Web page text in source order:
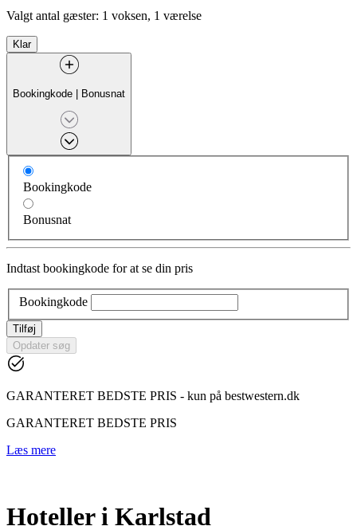
Valgt antal gæster: 1 voksen, 1 værelse
Klar
Bookingkode | Bonusnat
Bookingkode
Bonusnat
Indtast bookingkode for at se din pris
Bookingkode
Tilføj
Opdater søg
GARANTERET BEDSTE PRIS - kun på bestwestern.dk
GARANTERET BEDSTE PRIS
Læs mere
Hoteller i Karlstad